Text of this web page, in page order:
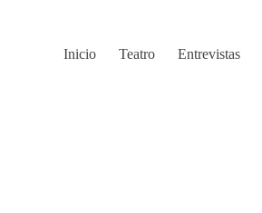
Inicio
Teatro Entrevistas